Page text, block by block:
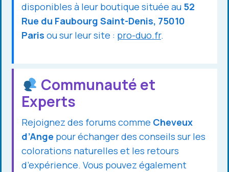
disponibles à leur boutique située au 52
Rue du Faubourg Saint-Denis, 75010
Paris ou sur leur site : pro-duo.fr.
Communauté et
Experts
Rejoignez des forums comme Cheveux
d’Ange pour échanger des conseils sur les
colorations naturelles et les retours
d’expérience. Vous pouvez également